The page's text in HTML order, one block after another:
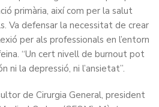
primària, així com per la salut
Va defensar la necessitat de crear
per als professionals en l’entorn
“Un cert nivell de burnout pot
ni la depressió, ni l’ansietat”.
de Cirurgia General, president